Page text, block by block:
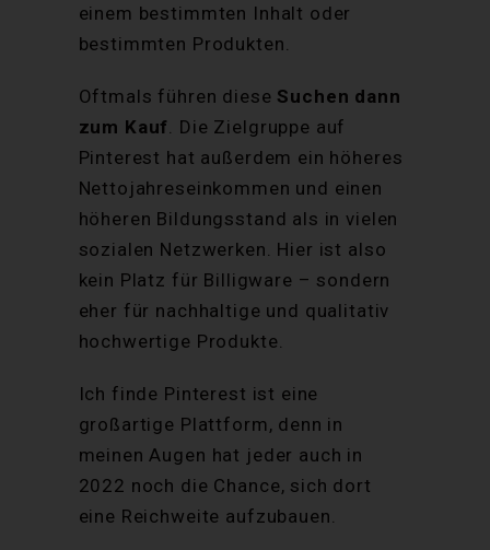
einem bestimmten Inhalt oder
bestimmten Produkten.
Oftmals führen diese Suchen dann
zum Kauf
. Die Zielgruppe auf
Pinterest hat außerdem ein höheres
Nettojahreseinkommen und einen
höheren Bildungsstand als in vielen
sozialen Netzwerken. Hier ist also
kein Platz für Billigware – sondern
eher für nachhaltige und qualitativ
hochwertige Produkte.
Ich finde Pinterest ist eine
großartige Plattform, denn in
meinen Augen hat jeder auch in
2022 noch die Chance, sich dort
eine Reichweite aufzubauen.